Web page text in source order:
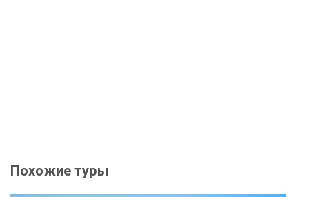
Похожие туры